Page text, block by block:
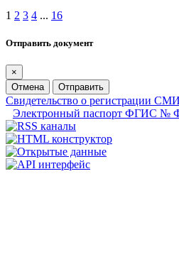
1 2 3 4 ... 16
Отправить документ
×
Отмена
Отправить
Свидетельство о регистрации
Электронный паспорт ФГИС №